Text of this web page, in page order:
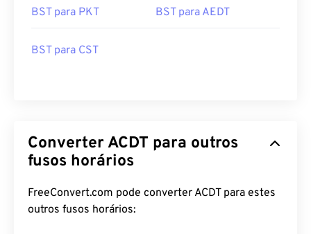
BST para PKT BST para AEDT
BST para CST
Converter ACDT para outros
fusos horários
FreeConvert.com pode converter ACDT para estes
outros fusos horários: